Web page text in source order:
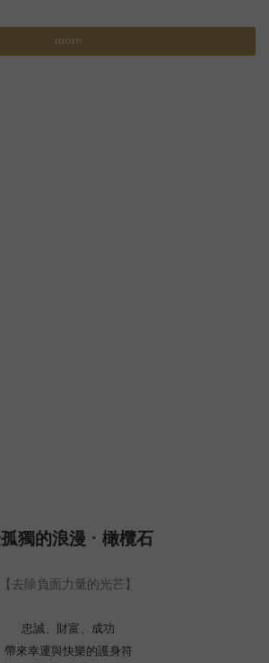
more
獨的浪漫 · 橄欖石
【去除負面力量的光芒】
忠誠、財富、成功
帶來幸運與快樂的護身符